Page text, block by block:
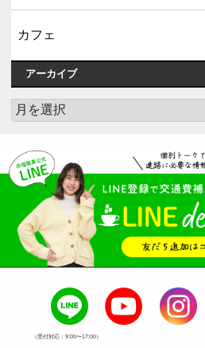
カフェ
アーカイブ
ア
ー
イ
ブ
（受付対応：9:00〜17:00）